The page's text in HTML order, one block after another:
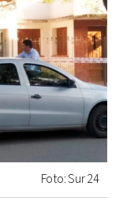
Foto: Sur 24